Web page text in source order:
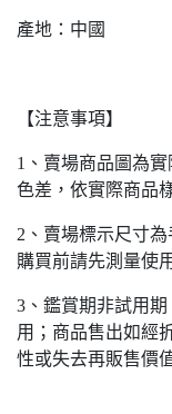
產地：中國
【注意事項】
1、賣場商品圖為
色差，依實際商品
2、賣場標示尺寸
購買前請先測量使
3、鑑賞期非試用
用；商品售出如經
性或失去再販售價